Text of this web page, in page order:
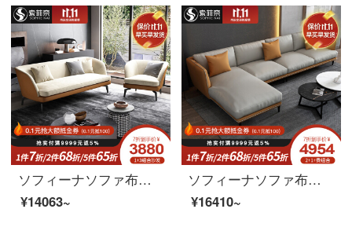
ソフィーナソファ布芸ソファ現代簡単リビングの小型ソファーの3人のソファリビングルームの家具のシングル席
¥14063~
ソフィーナソファ布芸ソファー北欧ソファ科技布ペア三人でソファに並んでいます。
¥16410~